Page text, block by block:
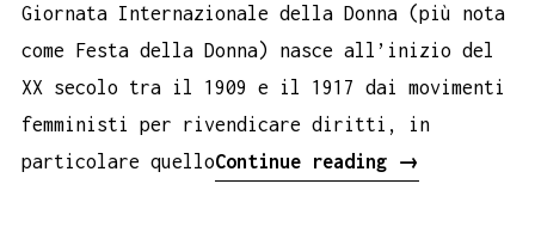
Giornata Internazionale della Donna (più nota
come Festa della Donna) nasce all’inizio del
XX secolo tra il 1909 e il 1917 dai movimenti
femministi per rivendicare diritti, in
particolare quelloContinue reading
8
→